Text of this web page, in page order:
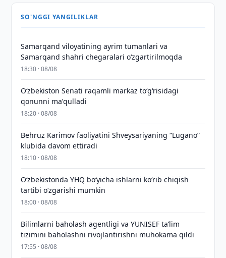
SO'NGGI YANGILIKLAR
Samarqand viloyatining ayrim tumanlari va
Samarqand shahri chegaralari oʻzgartirilmoqda
18:30 · 08/08
Oʻzbekiston Senati raqamli markaz toʻgʻrisidagi
qonunni maʼqulladi
18:20 · 08/08
Behruz Karimov faoliyatini Shveysariyaning “Lugano”
klubida davom ettiradi
18:10 · 08/08
O‘zbekistonda YHQ bo‘yicha ishlarni ko‘rib chiqish
tartibi o‘zgarishi mumkin
18:00 · 08/08
Bilimlarni baholash agentligi va YUNISEF taʼlim
tizimini baholashni rivojlantirishni muhokama qildi
17:55 · 08/08